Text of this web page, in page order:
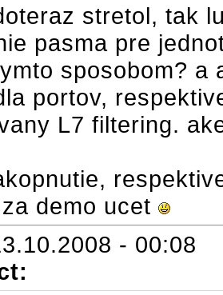
stretol, tak
pasma pre
sposobom? a
portov,
L7 filtering.
demo ucet
- 00:08